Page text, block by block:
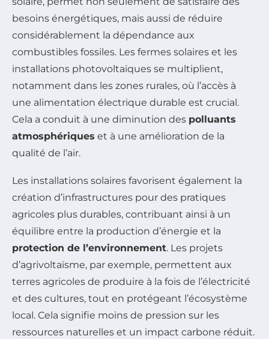
besoins énergétiques, mais aussi de réduire
considérablement la dépendance aux
combustibles fossiles. Les fermes solaires et les
installations photovoltaïques se multiplient,
notamment dans les zones rurales, où l’accès à
une alimentation électrique durable est crucial.
Cela a conduit à une diminution des polluants
atmosphériques et à une amélioration de la
qualité de l’air.
Les installations solaires favorisent également la
création d’infrastructures pour des pratiques
agricoles plus durables, contribuant ainsi à un
équilibre entre la production d’énergie et la
protection de l’environnement. Les projets
d’agrivoltaïsme, par exemple, permettent aux
terres agricoles de produire à la fois de l’électricité
et des cultures, tout en protégeant l’écosystème
local. Cela signifie moins de pression sur les
ressources naturelles et un impact carbone réduit.